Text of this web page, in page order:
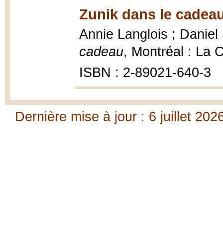
Zunik dans le
Annie Langlois ;
cadeau, Montréal : La
ISBN : 2-89021-640-3
Dernière mise à jour : 6 juillet